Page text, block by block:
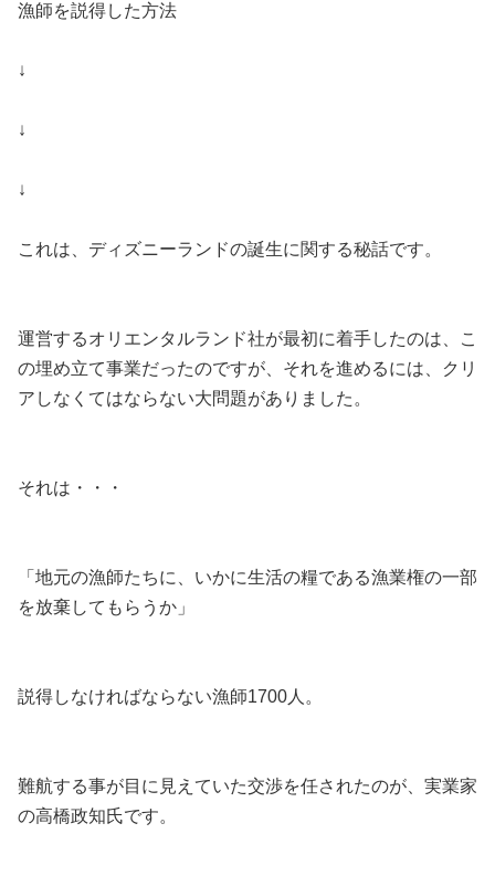
漁師を説得した方法
↓
↓
↓
これは、ディズニーランドの誕生に関する秘話です。
運営するオリエンタルランド社が最初に着手したのは、こ
の埋め立て事業だったのですが、それを進めるには、クリ
アしなくてはならない大問題がありました。
それは・・・
「地元の漁師たちに、いかに生活の糧である漁業権の一部
を放棄してもらうか」
説得しなければならない漁師1700人。
難航する事が目に見えていた交渉を任されたのが、実業家
の高橋政知氏です。